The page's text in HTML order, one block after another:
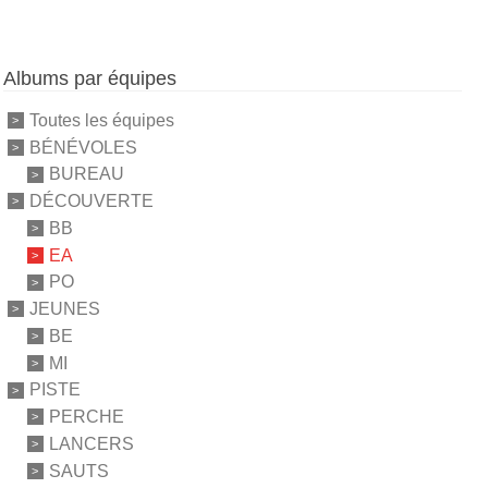
Albums par équipes
Toutes les équipes
BÉNÉVOLES
BUREAU
DÉCOUVERTE
BB
EA
PO
JEUNES
BE
MI
PISTE
PERCHE
LANCERS
SAUTS